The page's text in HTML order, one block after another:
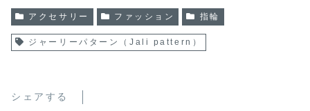
アクセサリー ファッション 指輪
ジャーリーパターン（Jali pattern）
シェアする